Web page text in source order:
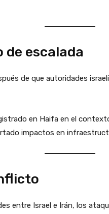
de escalada
de que autoridades
en Haifa en el
impactos en
entre Israel e Irán, los